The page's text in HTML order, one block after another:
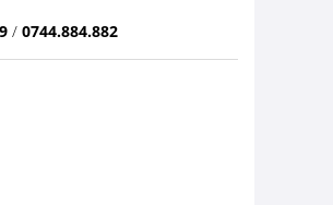
/ 0744.884.882